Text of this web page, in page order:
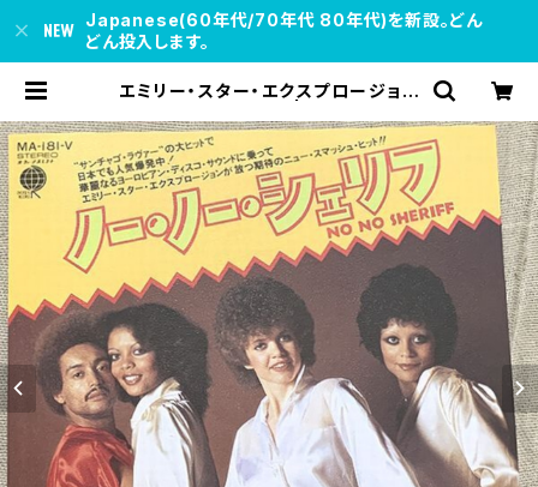
Japanese(60年代/70年代 80年代)を新設。どん
どん投入します。
エミリー・スター・エクスプロージョン
ct records